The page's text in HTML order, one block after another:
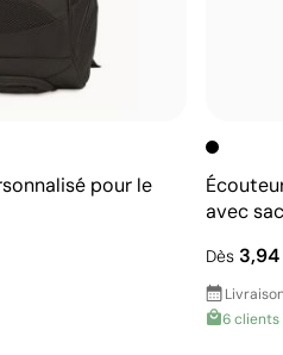
pour le
avec
Dès
Livraison
6